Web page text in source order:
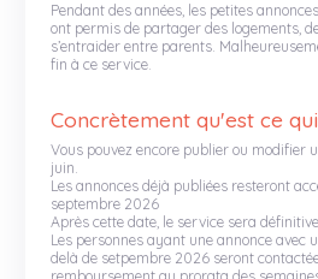
Annonces relaisparents
J'offre
Je recherche
Autres
Pendant des années, les petites
ont permis de partager des logements,
s’entraider entre parents.
fin à ce service.
Concrètement qu'est ce
Vous pouvez encore publier ou modifier
juin.
Les annonces déjà publiées resteront
septembre 2026
Après cette date, le service sera
Les personnes ayant une annonce avec
delà de setpembre 2026 seront